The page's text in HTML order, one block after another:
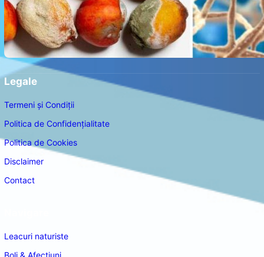
Legale
Termeni și Condiții
Politica de Confidențialitate
Politica de Cookies
Disclaimer
Contact
Leacuri naturiste
Boli & Afectiuni